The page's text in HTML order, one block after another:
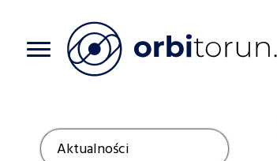
Aktualności Show